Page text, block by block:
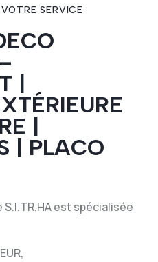
SERVICE
|
|
| PLACO
S.I.TR.HA est spécialisée